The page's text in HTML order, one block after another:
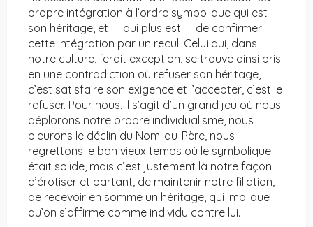
propre intégration à l’ordre symbolique qui est
son héritage, et — qui plus est — de confirmer
cette intégration par un recul. Celui qui, dans
notre culture, ferait exception, se trouve ainsi pris
en une contradiction où refuser son héritage,
c’est satisfaire son exigence et l’accepter, c’est le
refuser. Pour nous, il s’agit d’un grand jeu où nous
déplorons notre propre individualisme, nous
pleurons le déclin du Nom-du-Père, nous
regrettons le bon vieux temps où le symbolique
était solide, mais c’est justement là notre façon
d’érotiser et partant, de maintenir notre filiation,
de recevoir en somme un héritage, qui implique
qu’on s’affirme comme individu contre lui.